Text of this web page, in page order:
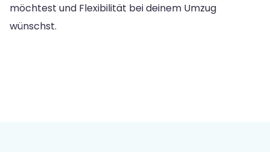
möchtest und Flexibilität bei deinem Umzug
wünschst.